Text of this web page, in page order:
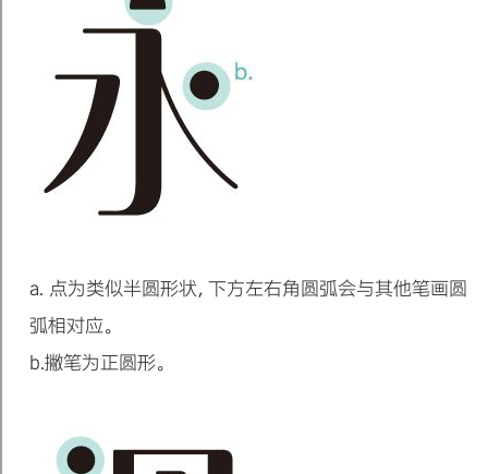
a. 点为类似半圆形状，下方左右角圆弧会与其他笔画圆
弧相对应。
b.撇笔为正圆形。
a.横直笔画粗细比例为1:6横笔首尾圆润设计。
b.左下角为直角。